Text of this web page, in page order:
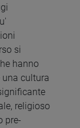
si
hanno
una cultura
religioso
pre-